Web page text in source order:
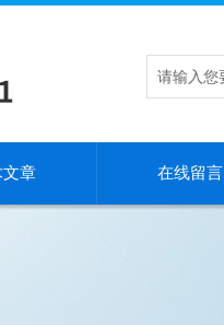
文章 在线留言